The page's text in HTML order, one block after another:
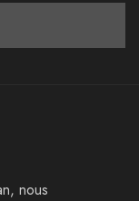
nous